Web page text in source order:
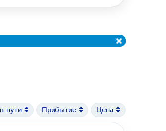
пути Прибытие Цена